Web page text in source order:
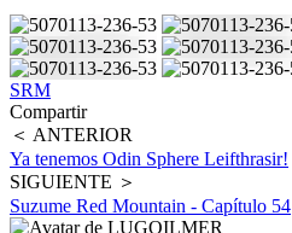
SRM
Compartir
＜ ANTERIOR
Ya tenemos Odin Sphere Leifthrasir!
SIGUIENTE ＞
Suzume Red Mountain - Capítulo 54